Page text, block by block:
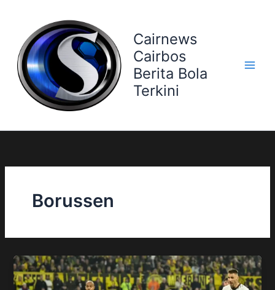
content
Cairnews
Cairbos
Berita Bola
Terkini
Borussen